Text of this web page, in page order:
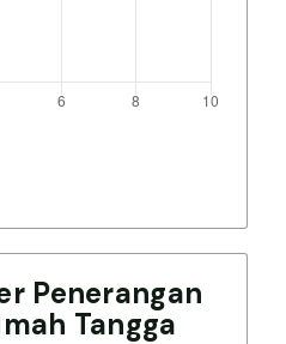
Penerangan
Tangga